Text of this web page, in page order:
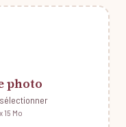
photo
15 Mo